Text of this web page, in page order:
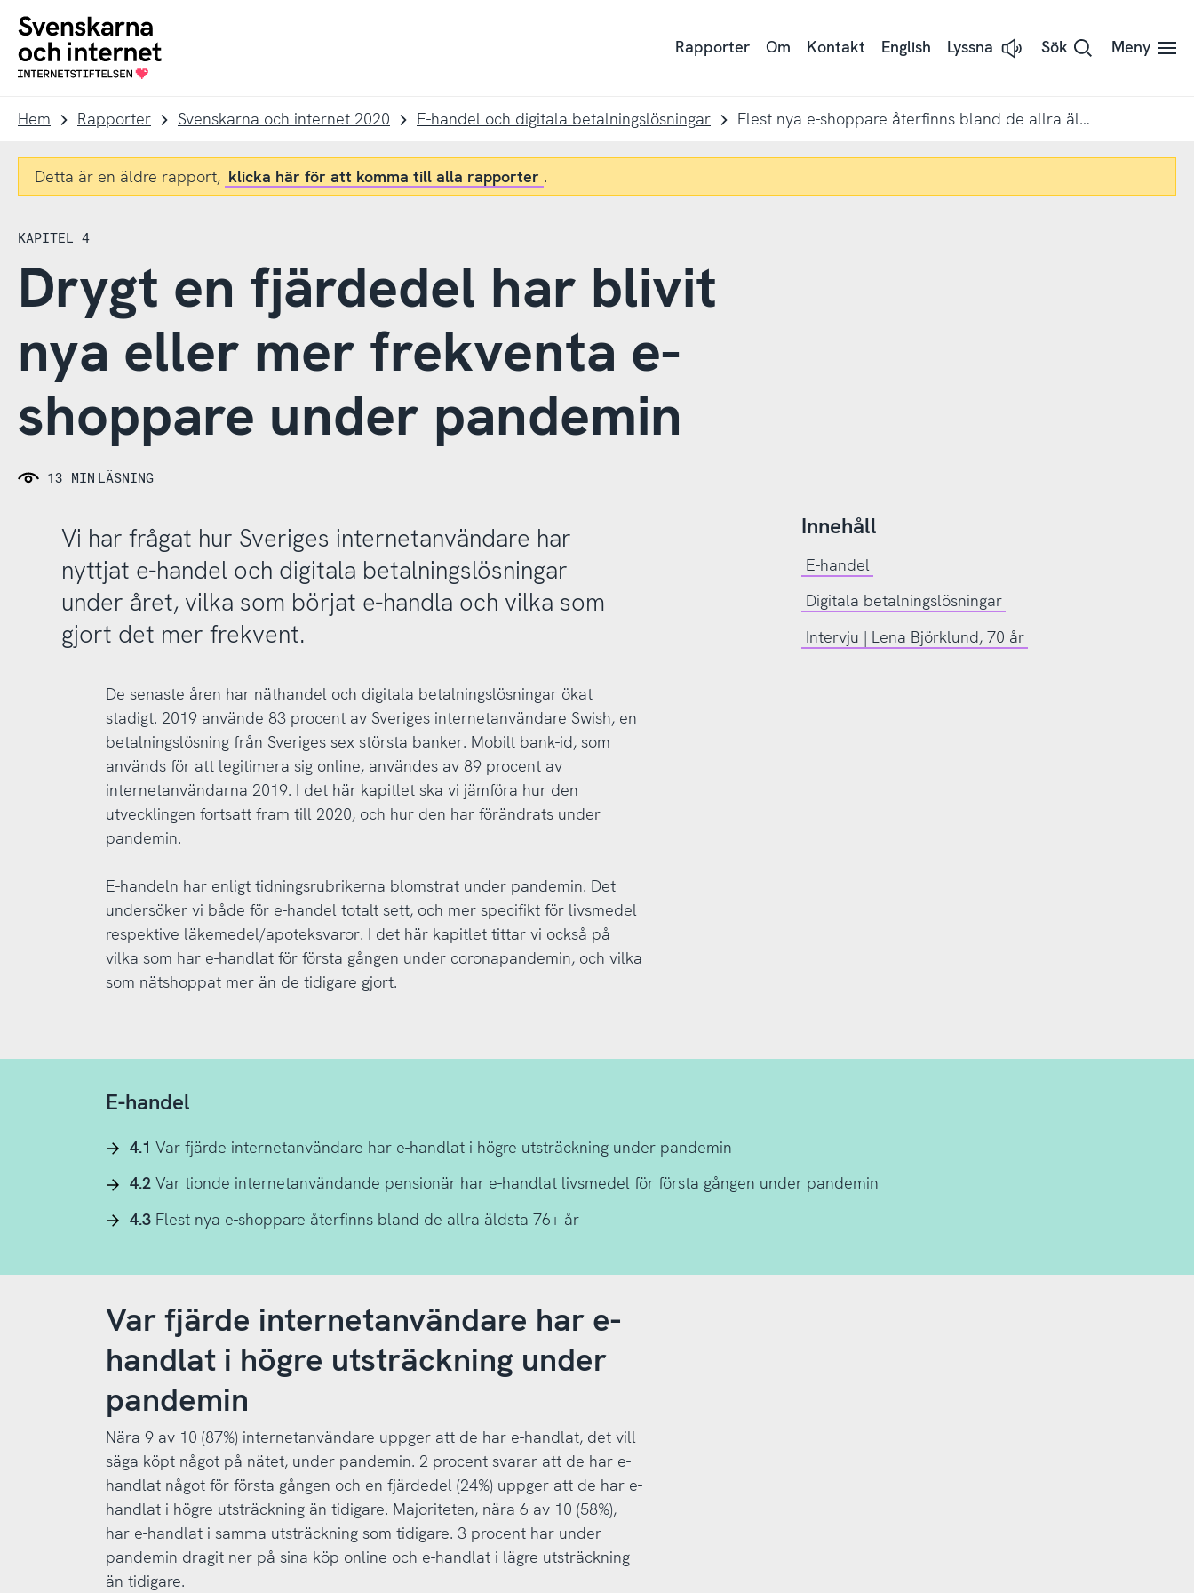
navigation
innehåll
To
startpage
Rapporter Om Kontakt English Lyssna
Lyssna
med
Sök Meny
Hem Rapporter Svenskarna och internet 2020 E-handel och digitala betalningslösningar Flest nya e-shoppare återfinns bland de allra äldsta 76+ år
Detta är en äldre rapport, klicka här för att komma till alla rapporter .
KAPITEL 4
Drygt en fjärdedel har blivit
nya eller mer frekventa e-
shoppare under pandemin
13 MIN LÄSNING
Innehåll
E-handel
Digitala betalningslösningar
Intervju | Lena Björklund, 70 år
Vi har frågat hur Sveriges internetanvändare har
nyttjat e-handel och digitala betalningslösningar
under året, vilka som börjat e-handla och vilka som
gjort det mer frekvent.
De senaste åren har näthandel och digitala betalningslösningar ökat
stadigt. 2019 använde 83 procent av Sveriges internetanvändare Swish, en
betalningslösning från Sveriges sex största banker. Mobilt bank-id, som
används för att legitimera sig online, användes av 89 procent av
internetanvändarna 2019. I det här kapitlet ska vi jämföra hur den
utvecklingen fortsatt fram till 2020, och hur den har förändrats under
pandemin.
E-handeln har enligt tidningsrubrikerna blomstrat under pandemin. Det
undersöker vi både för e-handel totalt sett, och mer specifikt för livsmedel
respektive läkemedel/apoteksvaror. I det här kapitlet tittar vi också på
vilka som har e-handlat för första gången under coronapandemin, och vilka
som nätshoppat mer än de tidigare gjort.
E-handel
4.1 Var fjärde internetanvändare har e-handlat i högre utsträckning under pandemin
4.2Var tionde internetanvändande pensionär har e-handlat livsmedel för första gången under pandemin
4.3Flest nya e-shoppare återfinns bland de allra äldsta 76+ år
Var fjärde internetanvändare har e-
handlat i högre utsträckning under
pandemin
Nära 9 av 10 (87%) internetanvändare uppger att de har e-handlat, det vill
säga köpt något på nätet, under pandemin. 2 procent svarar att de har e-
handlat något för första gången och en fjärdedel (24%) uppger att de har e-
handlat i högre utsträckning än tidigare. Majoriteten, nära 6 av 10 (58%),
har e-handlat i samma utsträckning som tidigare. 3 procent har under
pandemin dragit ner på sina köp online och e-handlat i lägre utsträckning
än tidigare.